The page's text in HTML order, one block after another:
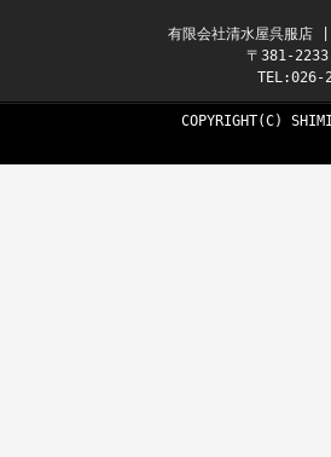
有限会社清水屋呉服店
〒381-
TEL:026-
COPYRIGHT(C)